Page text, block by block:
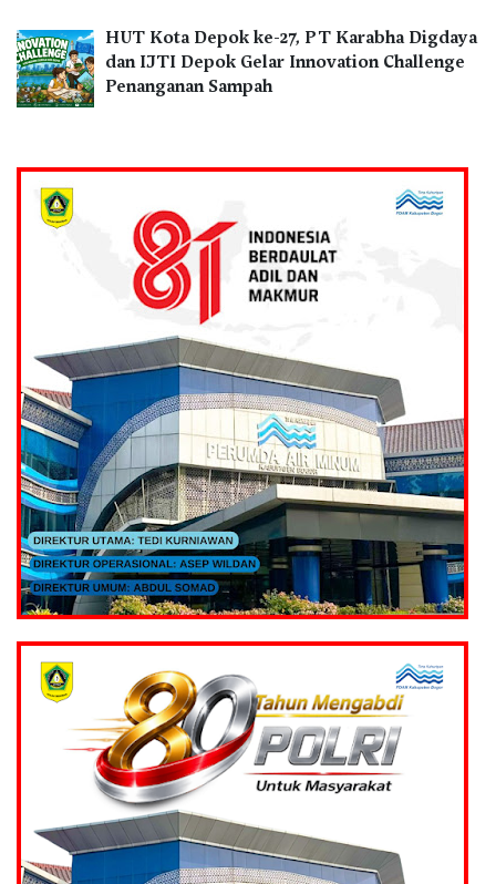
HUT Kota Depok ke-27, PT Karabha Digdaya
dan IJTI Depok Gelar Innovation Challenge
Penanganan Sampah